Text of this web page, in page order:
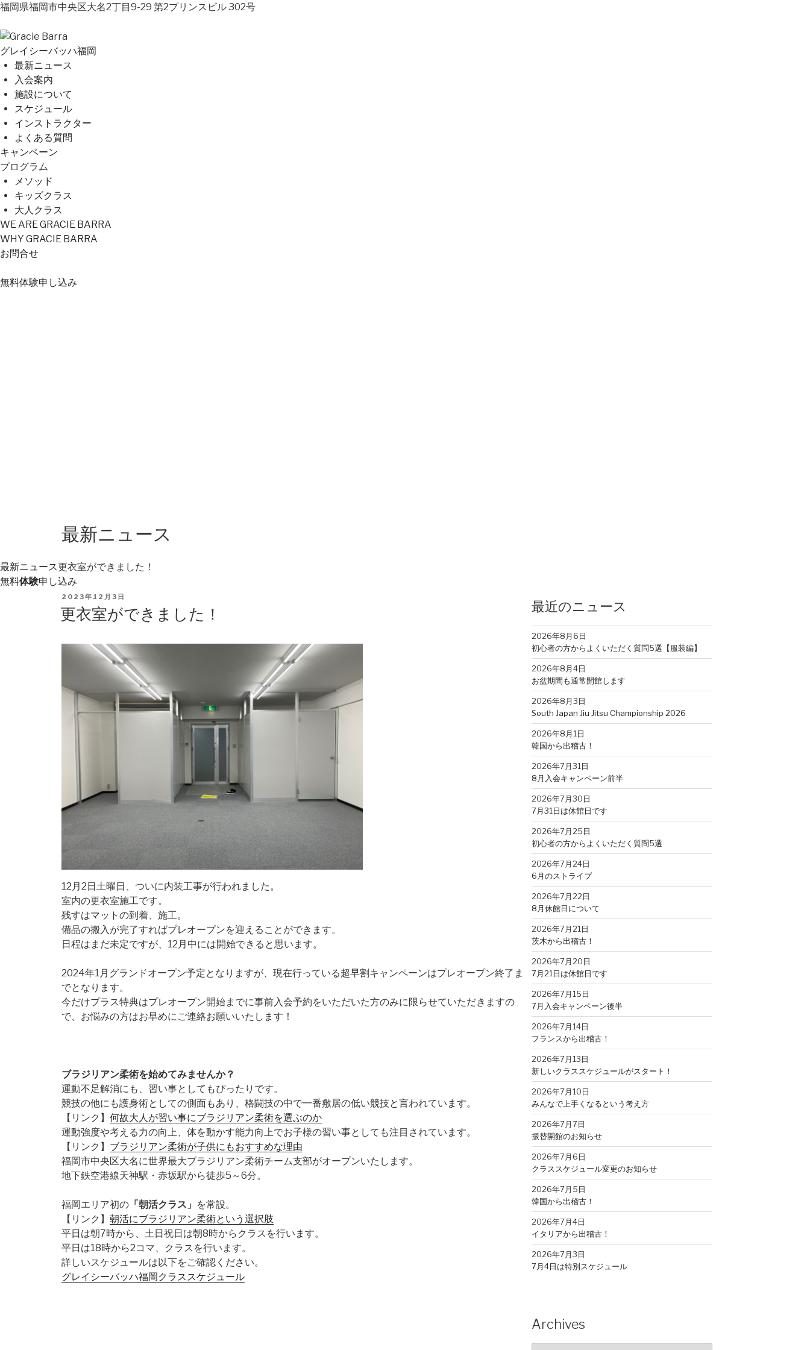
福岡県福岡市中央区大名2丁目9-29 第2プリンスビル 302号
グレイシーバッハ福岡
最新ニュース
入会案内
施設について
スケジュール
インストラクター
よくある質問
キャンペーン
プログラム
メソッド
キッズクラス
大人クラス
WE ARE GRACIE BARRA
WHY GRACIE BARRA
お問合せ
無料体験申し込み
最新ニュース
最新ニュース更衣室ができました！
無料体験申し込み
POSTED
ON
2023年12月3日
更衣室ができました！
12月2日土曜日、ついに内装工事が行われました。
室内の更衣室施工です。
残すはマットの到着、施工。
備品の搬入が完了すればプレオープンを迎えることができます。
日程はまだ未定ですが、12月中には開始できると思います。
2024年1月グランドオープン予定となりますが、現在行っている超早割キャンペーンはプレオープン終了ま
でとなります。
今だけプラス特典はプレオープン開始までに事前入会予約をいただいた方のみに限らせていただきますの
で、お悩みの方はお早めにご連絡お願いいたします！
ブラジリアン柔術を始めてみませんか？
運動不足解消にも、習い事としてもぴったりです。
競技の他にも護身術としての側面もあり、格闘技の中で一番敷居の低い競技と言われています。
【リンク】 何故大人が習い事にブラジリアン柔術を選ぶのか
運動強度や考える力の向上、体を動かす能力向上でお子様の習い事としても注目されています。
【リンク】 ブラジリアン柔術が子供にもおすすめな理由
福岡市中央区大名に世界最大ブラジリアン柔術チーム支部がオープンいたします。
地下鉄空港線天神駅・赤坂駅から徒歩5～6分。
福岡エリア初の 「朝活クラス」 を常設。
【リンク】 朝活にブラジリアン柔術という選択肢
平日は朝7時から、土日祝日は朝8時からクラスを行います。
平日は18時から2コマ、クラスを行います。
詳しいスケジュールは以下をご確認ください。
グレイシーバッハ福岡クラススケジュール
最近のニュース
2026年8月6日
初心者の方からよくいただく質問5選【服装編】
2026年8月4日
お盆期間も通常開館します
2026年8月3日
South Japan Jiu Jitsu Championship 2026
2026年8月1日
韓国から出稽古！
2026年7月31日
8月入会キャンペーン前半
2026年7月30日
7月31日は休館日です
2026年7月25日
初心者の方からよくいただく質問5選
2026年7月24日
6月のストライプ
2026年7月22日
8月休館日について
2026年7月21日
茨木から出稽古！
2026年7月20日
7月21日は休館日です
2026年7月15日
7月入会キャンペーン後半
2026年7月14日
フランスから出稽古！
2026年7月13日
新しいクラススケジュールがスタート！
2026年7月10日
みんなで上手くなるという考え方
2026年7月7日
振替開館のお知らせ
2026年7月6日
クラススケジュール変更のお知らせ
2026年7月5日
韓国から出稽古！
2026年7月4日
イタリアから出稽古！
2026年7月3日
7月4日は特別スケジュール
2026年7月1日
7月入会キャンペーン
Archives